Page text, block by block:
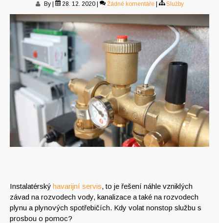
By 28. 12. 2020 Žádné komentáře Služby
Instalatérský havarijní servis, to je řešení náhle vzniklých
závad na rozvodech vody, kanalizace a také na rozvodech
plynu a plynových spotřebičích. Kdy volat nonstop službu s
prosbou o pomoc?